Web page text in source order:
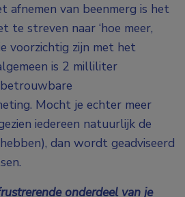
afnemen van beenmerg is het
te streven naar ‘hoe meer,
voorzichtig zijn met het
is 2 milliliter
Mocht je echter meer
iedereen natuurlijk de
dan wordt geadviseerd
onderdeel van je